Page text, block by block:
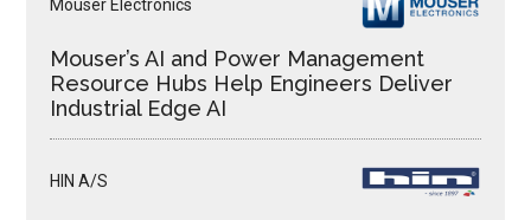
Mouser Electronics
Mouser’s AI and Power Management
Resource Hubs Help Engineers Deliver
Industrial Edge AI
HIN A/S